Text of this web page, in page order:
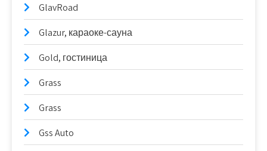
GlavRoad
Glazur, караоке-сауна
Gold, гостиница
Grass
Grass
Gss Auto